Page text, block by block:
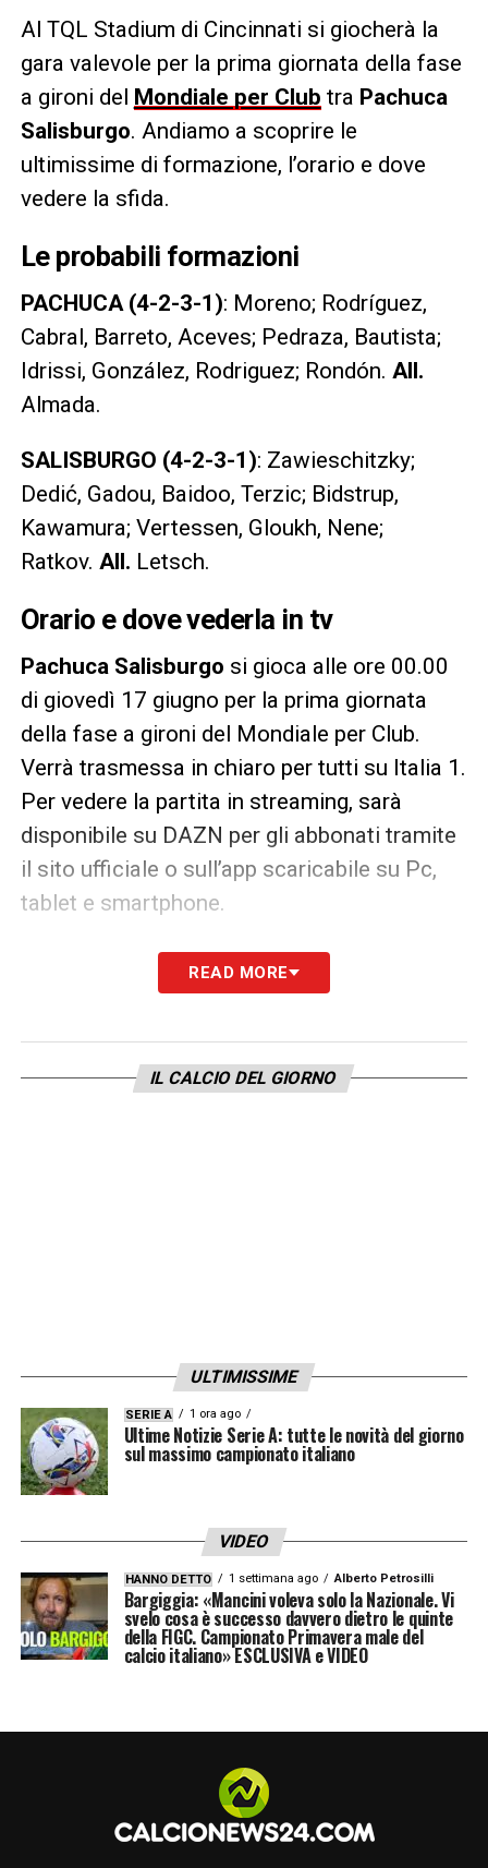
Al TQL Stadium di Cincinnati si giocherà la
gara valevole per la prima giornata della fase
a gironi del Mondiale per Club tra Pachuca
Salisburgo. Andiamo a scoprire le
ultimissime di formazione, l’orario e dove
vedere la sfida.
Le probabili formazioni
PACHUCA (4-2-3-1): Moreno; Rodríguez,
Cabral, Barreto, Aceves; Pedraza, Bautista;
Idrissi, González, Rodriguez; Rondón. All.
Almada.
SALISBURGO (4-2-3-1): Zawieschitzky;
Dedić, Gadou, Baidoo, Terzic; Bidstrup,
Kawamura; Vertessen, Gloukh, Nene;
Ratkov. All. Letsch.
Orario e dove vederla in tv
Pachuca Salisburgo si gioca alle ore 00.00
di giovedì 17 giugno per la prima giornata
della fase a gironi del Mondiale per Club.
Verrà trasmessa in chiaro per tutti su Italia 1.
Per vedere la partita in streaming, sarà
disponibile su DAZN per gli abbonati tramite
il sito ufficiale o sull’app scaricabile su Pc,
tablet e smartphone.
LA PLAYLIST DELLE NOSTRE TOP NEWS
READ MORE
IL CALCIO DEL GIORNO
ULTIMISSIME
SERIE A 1 ora ago
Ultime Notizie Serie A: tutte le novità del giorno
sul massimo campionato italiano
VIDEO
HANNO DETTO 1 settimana ago Alberto Petrosilli
Bargiggia: «Mancini voleva solo la Nazionale. Vi
svelo cosa è successo davvero dietro le quinte
della FIGC. Campionato Primavera male del
calcio italiano» ESCLUSIVA e VIDEO